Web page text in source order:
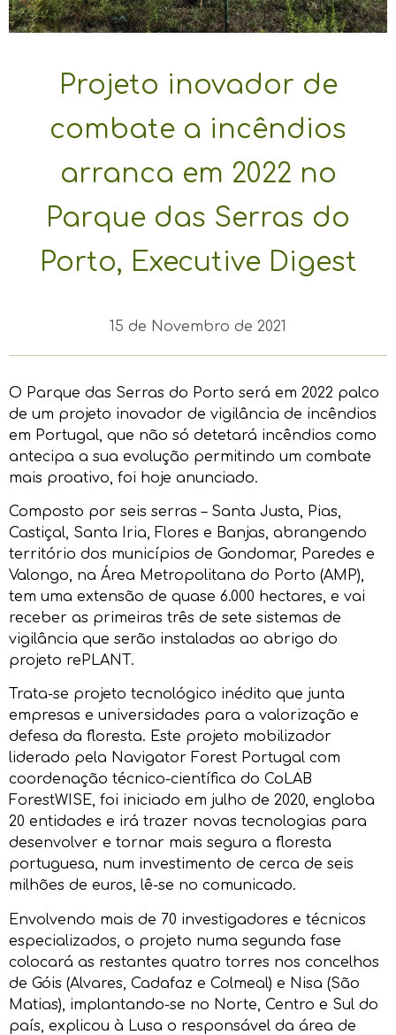
Projeto inovador de
combate a incêndios
arranca em 2022 no
Parque das Serras do
Porto, Executive Digest
15 de Novembro de 2021
O Parque das Serras do Porto será em 2022 palco
de um projeto inovador de vigilância de incêndios
em Portugal, que não só detetará incêndios como
antecipa a sua evolução permitindo um combate
mais proativo, foi hoje anunciado.
Composto por seis serras – Santa Justa, Pias,
Castiçal, Santa Iria, Flores e Banjas, abrangendo
território dos municípios de Gondomar, Paredes e
Valongo, na Área Metropolitana do Porto (AMP),
tem uma extensão de quase 6.000 hectares, e vai
receber as primeiras três de sete sistemas de
vigilância que serão instaladas ao abrigo do
projeto rePLANT.
Trata-se projeto tecnológico inédito que junta
empresas e universidades para a valorização e
defesa da floresta. Este projeto mobilizador
liderado pela Navigator Forest Portugal com
coordenação técnico-científica do CoLAB
ForestWISE, foi iniciado em julho de 2020, engloba
20 entidades e irá trazer novas tecnologias para
desenvolver e tornar mais segura a floresta
portuguesa, num investimento de cerca de seis
milhões de euros, lê-se no comunicado.
Envolvendo mais de 70 investigadores e técnicos
especializados, o projeto numa segunda fase
colocará as restantes quatro torres nos concelhos
de Góis (Alvares, Cadafaz e Colmeal) e Nisa (São
Matias), implantando-se no Norte, Centro e Sul do
país, explicou à Lusa o responsável da área de